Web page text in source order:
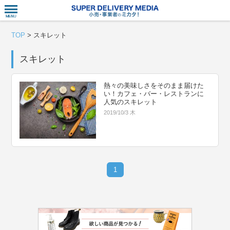
TOP > スキレット
スキレット
熱々の美味しさをそのまま届けた
い！カフェ・バー・レストランに
人気のスキレット
2019/10/3 木
1